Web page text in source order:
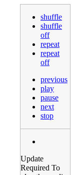
shuffle
shuffle
off
repeat
repeat
off
previous
play
pause
next
stop
Update
Required To